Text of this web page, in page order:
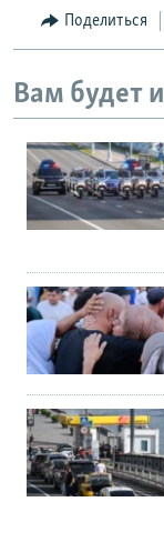
Поделиться
Вам будет